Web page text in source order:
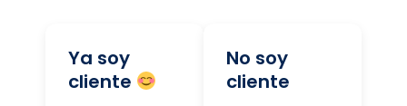
Ya soy
cliente
No soy
cliente